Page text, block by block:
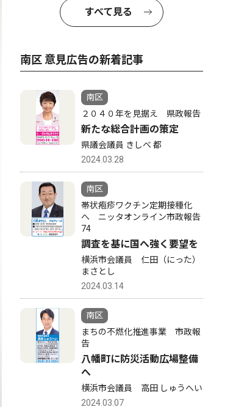
すべて見る
南区 意見広告の新着記事
南区
２０４０年を見据え 県政報告
新たな総合計画の策定
県議会議員 きしべ 都
2024.03.28
南区
帯状疱疹ワクチン定期接種化
へ ニッタオンライン市政報告
74
調査を基に国へ強く要望を
横浜市会議員 仁田（にった）
まさとし
2024.03.14
南区
まちの不燃化推進事業 市政報
告
八幡町に防災活動広場整備
へ
横浜市会議員 高田 しゅうへい
2024.03.07